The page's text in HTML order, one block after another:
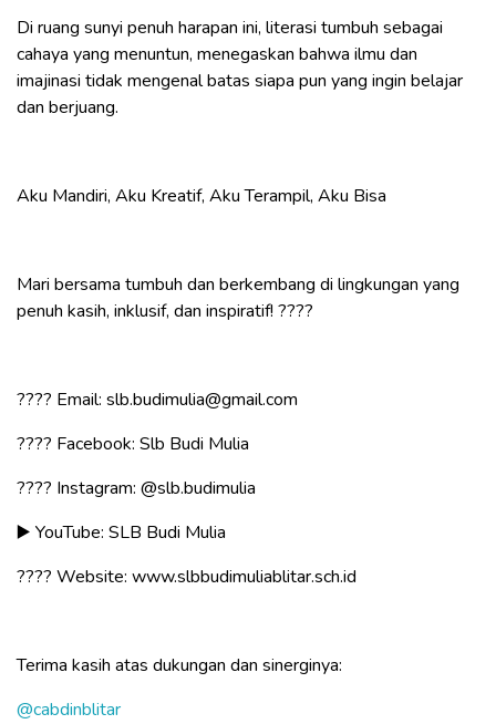
Di ruang sunyi penuh harapan ini, literasi tumbuh sebagai
cahaya yang menuntun, menegaskan bahwa ilmu dan
imajinasi tidak mengenal batas siapa pun yang ingin belajar
dan berjuang.
Aku Mandiri, Aku Kreatif, Aku Terampil, Aku Bisa
Mari bersama tumbuh dan berkembang di lingkungan yang
penuh kasih, inklusif, dan inspiratif! ????
???? Email: slb.budimulia@gmail.com
???? Facebook: Slb Budi Mulia
???? Instagram: @slb.budimulia
▶️ YouTube: SLB Budi Mulia
???? Website: www.slbbudimuliablitar.sch.id
Terima kasih atas dukungan dan sinerginya:
@cabdinblitar